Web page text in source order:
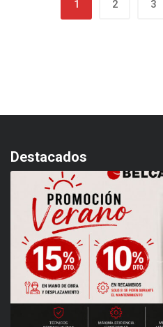
1 2 3
Destacados